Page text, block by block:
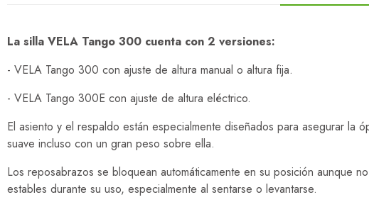
La silla VELA Tango 300 cuenta con 2 versiones:
- VELA Tango 300 con ajuste de altura manual o altura fija.
- VELA Tango 300E con ajuste de altura eléctrico.
El asiento y el respaldo están especialmente diseñados para asegurar la
suave incluso con un gran peso sobre ella.
Los reposabrazos se bloquean automáticamente en su posición aunque
estables durante su uso, especialmente al sentarse o levantarse.